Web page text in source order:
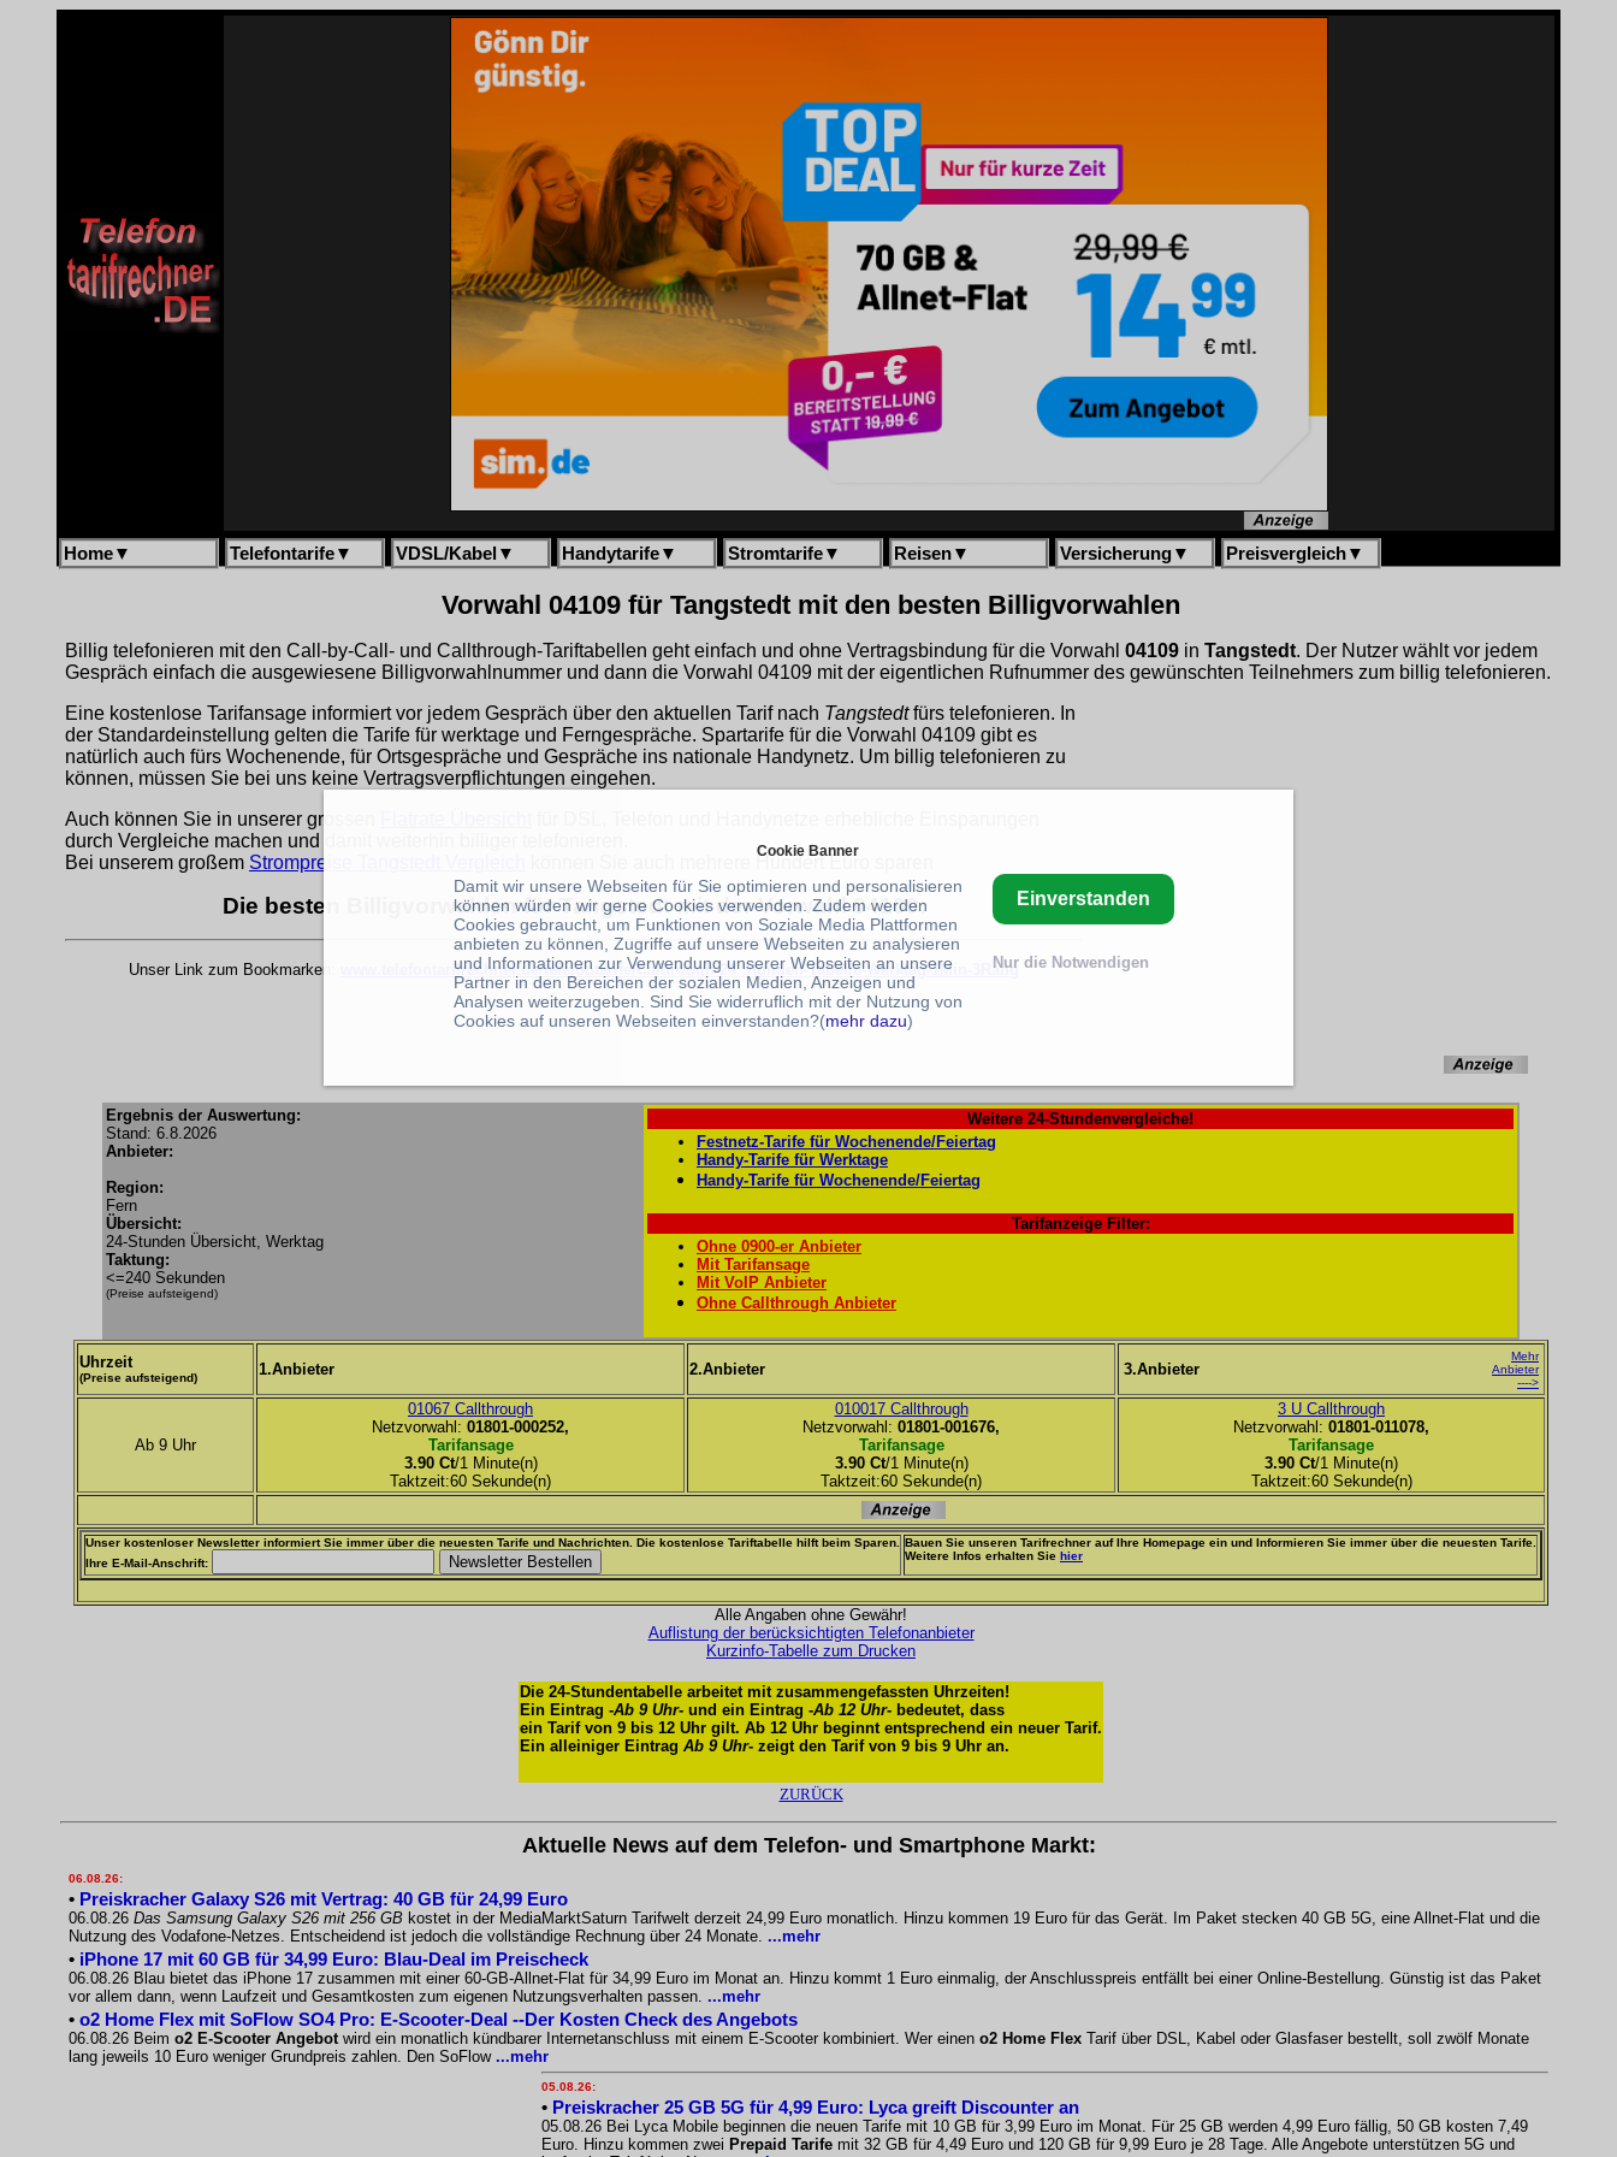
Home▼ Telefontarife▼ VDSL/Kabel ▼ Handytarife▼ Stromtarife▼ Reisen▼ Versicherung▼ Preisvergleich▼
Vorwahl 04109 für Tangstedt mit den besten Billigvorwahlen
Billig telefonieren mit den Call-by-Call- und Callthrough-Tariftabellen geht einfach und ohne Vertragsbindung für die Vorwahl 04109 in Tangstedt. Der Nutzer wählt vor jedem
Gespräch einfach die ausgewiesene Billigvorwahlnummer und dann die Vorwahl 04109 mit der eigentlichen Rufnummer des gewünschten Teilnehmers zum billig telefonieren.
Eine kostenlose Tarifansage informiert vor jedem Gespräch über den aktuellen Tarif nach Tangstedtfürs telefonieren. In
der Standardeinstellung gelten die Tarife für werktage und Ferngespräche. Spartarife für die Vorwahl 04109 gibt es
natürlich auch fürs Wochenende, für Ortsgespräche und Gespräche ins nationale Handynetz. Um billig telefonieren zu
können, müssen Sie bei uns keine Vertragsverpflichtungen eingehen.
Auch können Sie in unserer grossen
durch Vergleiche machen und damit weiterhin billiger telefonieren.
Bei unserem großem Strompreise Tangstedt Vergleich können Sie auch mehrere Hundert Euro sparen
Die besten Billigvorwahlen für Tangstedt mit der Vorwahl 04109:
Unser Link zum Bookmarken: www.telefontarifrechner.de/telefontarife/Calltrough-24 Stunden-Tabelle-Werktag-1Min-3Rang
Ergebnis der Auswertung:
Stand: 6.8.2026
Anbieter:
Region:
Fern
Übersicht:
24-Stunden Übersicht, Werktag
Taktung:
<=240 Sekunden
(Preise aufsteigend)
Weitere 24-Stundenvergleiche!
Festnetz-Tarife für Wochenende/Feiertag
Handy-Tarife für Werktage
Handy-Tarife für Wochenende/Feiertag
Tarifanzeige Filter:
Ohne 0900-er Anbieter
Mit Tarifansage
Mit VoIP Anbieter
Ohne Callthrough Anbieter
Uhrzeit
(Preise aufsteigend) 1.Anbieter 2.Anbieter 3.Anbieter
Mehr
Anbieter
---->
Ab 9 Uhr
01067 Callthrough
Netzvorwahl: 01801-000252,
Tarifansage
3.90 Ct/1 Minute(n)
Taktzeit:60 Sekunde(n)
010017 Callthrough
Netzvorwahl: 01801-001676,
Tarifansage
3.90 Ct/1 Minute(n)
Taktzeit:60 Sekunde(n)
3 U Callthrough
Netzvorwahl: 01801-011078,
Tarifansage
3.90 Ct/1 Minute(n)
Taktzeit:60 Sekunde(n)
Unser kostenloser Newsletter informiert Sie immer über die neuesten Tarife und Nachrichten. Die kostenlose Tariftabelle hilft beim Sparen.
Ihre E-Mail-Anschrift:
Bauen Sie unseren Tarifrechner auf Ihre Homepage ein und Informieren Sie immer über die neuesten Tarife.
Weitere Infos erhalten Sie hier
Alle Angaben ohne Gewähr!
Auflistung der berücksichtigten Telefonanbieter
Kurzinfo-Tabelle zum Drucken
Die 24-Stundentabelle arbeitet mit zusammengefassten Uhrzeiten!
Ein Eintrag -Ab 9 Uhr- und ein Eintrag -Ab 12 Uhr- bedeutet, dass
ein Tarif von 9 bis 12 Uhr gilt. Ab 12 Uhr beginnt entsprechend ein neuer Tarif.
Ein alleiniger Eintrag Ab 9 Uhr- zeigt den Tarif von 9 bis 9 Uhr an.
ZURÜCK
Aktuelle News auf dem Telefon- und Smartphone Markt:
06.08.26:
• Preiskracher Galaxy S26 mit Vertrag: 40 GB für 24,99 Euro
06.08.26 Das Samsung Galaxy S26 mit 256 GB kostet in der MediaMarktSaturn Tarifwelt derzeit 24,99 Euro monatlich. Hinzu kommen 19 Euro für das Gerät. Im Paket stecken 40 GB 5G, eine Allnet-Flat und die
Nutzung des Vodafone-Netzes. Entscheidend ist jedoch die vollständige Rechnung über 24 Monate. ...mehr
• iPhone 17 mit 60 GB für 34,99 Euro: Blau-Deal im Preischeck
06.08.26 Blau bietet das iPhone 17 zusammen mit einer 60-GB-Allnet-Flat für 34,99 Euro im Monat an. Hinzu kommt 1 Euro einmalig, der Anschlusspreis entfällt bei einer Online-Bestellung. Günstig ist das Paket
vor allem dann, wenn Laufzeit und Gesamtkosten zum eigenen Nutzungsverhalten passen. ...mehr
• o2 Home Flex mit SoFlow SO4 Pro: E-Scooter-Deal --Der Kosten Check des Angebots
06.08.26 Beim o2 E-Scooter Angebotwird ein monatlich kündbarer Internetanschluss mit einem E-Scooter kombiniert. Wer einen o2 Home Flex Tarif über DSL, Kabel oder Glasfaser bestellt, soll zwölf Monate
lang jeweils 10 Euro weniger Grundpreis zahlen. Den SoFlow ...mehr
05.08.26:
• Preiskracher 25 GB 5G für 4,99 Euro: Lyca greift Discounter an
05.08.26 Bei Lyca Mobile beginnen die neuen Tarife mit 10 GB für 3,99 Euro im Monat. Für 25 GB werden 4,99 Euro fällig, 50 GB kosten 7,49
Euro. Hinzu kommen zwei Prepaid Tarife mit 32 GB für 4,49 Euro und 120 GB für 9,99 Euro je 28 Tage. Alle Angebote unterstützen 5G und
Cookie Banner
Damit wir unsere Webseiten für Sie optimieren und personalisieren
können würden wir gerne Cookies verwenden. Zudem werden
Cookies gebraucht, um Funktionen von Soziale Media Plattformen
anbieten zu können, Zugriffe auf unsere Webseiten zu analysieren
und Informationen zur Verwendung unserer Webseiten an unsere
Partner in den Bereichen der sozialen Medien, Anzeigen und
Analysen weiterzugeben. Sind Sie widerruflich mit der Nutzung von
Cookies auf unseren Webseiten einverstanden?(mehr dazu)
Einverstanden
Nur die Notwendigen